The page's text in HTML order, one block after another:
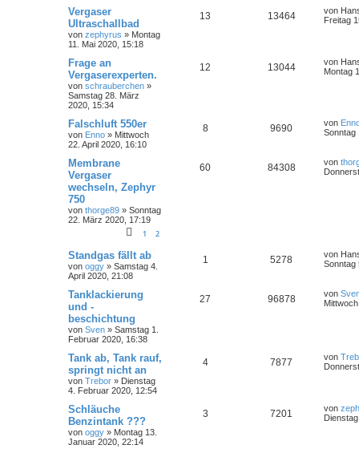
Vergaser
Ultraschallbad
von zephyrus » Montag
11. Mai 2020, 15:18
13 13464 von
Freitag
Frage an
Vergaserexperten.
von schrauberchen »
Samstag 28. März
2020, 15:34
12 13044 von
Montag
Falschluft 550er
von Enno » Mittwoch
22. April 2020, 16:10
8 9690 von
Sonntag
Membrane
Vergaser
wechseln, Zephyr
750
von thorge89 » Sonntag
22. März 2020, 17:19
1 2
60 84308 von
Standgas fällt ab
von oggy » Samstag 4.
April 2020, 21:08
1 5278 von
Sonntag
Tanklackierung
und -
beschichtung
von Sven » Samstag 1.
Februar 2020, 16:38
27 96878 von
Tank ab, Tank rauf,
springt nicht an
von Trebor » Dienstag
4. Februar 2020, 12:54
4 7877 von
Schläuche
Benzintank ???
von oggy » Montag 13.
Januar 2020, 22:14
3 7201 von